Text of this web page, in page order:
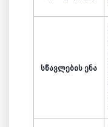
სწავლების ენა